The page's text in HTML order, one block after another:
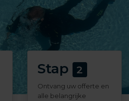
Stap 2
Ontvang uw offerte en
alle belangrijke